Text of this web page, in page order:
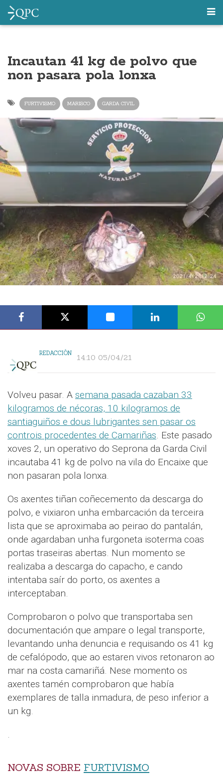
Incautan 41 kg de polvo que
non pasara pola lonxa
FURTIVISMO MARISCO GARDA CIVIL
REDACCIÓN 14:10 05/04/21
Volveu pasar. A semana pasada cazaban 33
kilogramos de nécoras, 10 kilogramos de
santiaguiños e dous lubrigantes sen pasar os
controis procedentes de Camariñas. Este pasado
xoves 2, un operativo do Seprona da Garda Civil
incautaba 41 kg de polvo na vila do Encaixe que
non pasaran pola lonxa.
Os axentes tiñan coñecemento da descarga do
polvo, e vixiaron unha embarcación da terceira
lista que se aproximaba ao peirao do pantalán,
onde agardaban unha furgoneta isoterma coas
portas traseiras abertas. Nun momento se
realizaba a descarga do capacho, e cando
intentaba saír do porto, os axentes a
interceptaban.
Comprobaron o polvo que transportaba sen
documentación que ampare o legal transporte,
levantando unha denuncia e requisando os 41 kg
de cefalópodo, que ao estaren vivos retonaron ao
mar na costa camariñá. Nese momento os
axentes tamén comprobaron que había
exemplares de talla inmadura, de peso inferior a
un kg.
.
NOVAS SOBRE FURTIVISMO